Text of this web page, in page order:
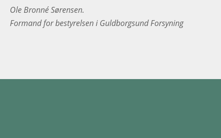
Ole Bronné Sørensen.
Formand for bestyrelsen i Guldborgsund Forsyning